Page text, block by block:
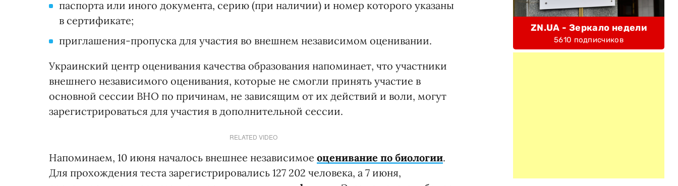
паспорта или иного документа, серию (при наличии) и номер которого указаны
в сертификате;
приглашения-пропуска для участия во внешнем независимом оценивании.
Украинский центр оценивания качества образования напоминает, что участники
внешнего независимого оценивания, которые не смогли принять участие в
основной сессии ВНО по причинам, не зависящим от их действий и воли, могут
зарегистрироваться для участия в дополнительной сессии.
RELATED VIDEO
Напоминаем, 10 июня началось внешнее независимое оценивание по биологии.
Для прохождения теста зарегистрировались 127 202 человека, а 7 июня,
ZN.UA - Зеркало недели
5610 подписчиков